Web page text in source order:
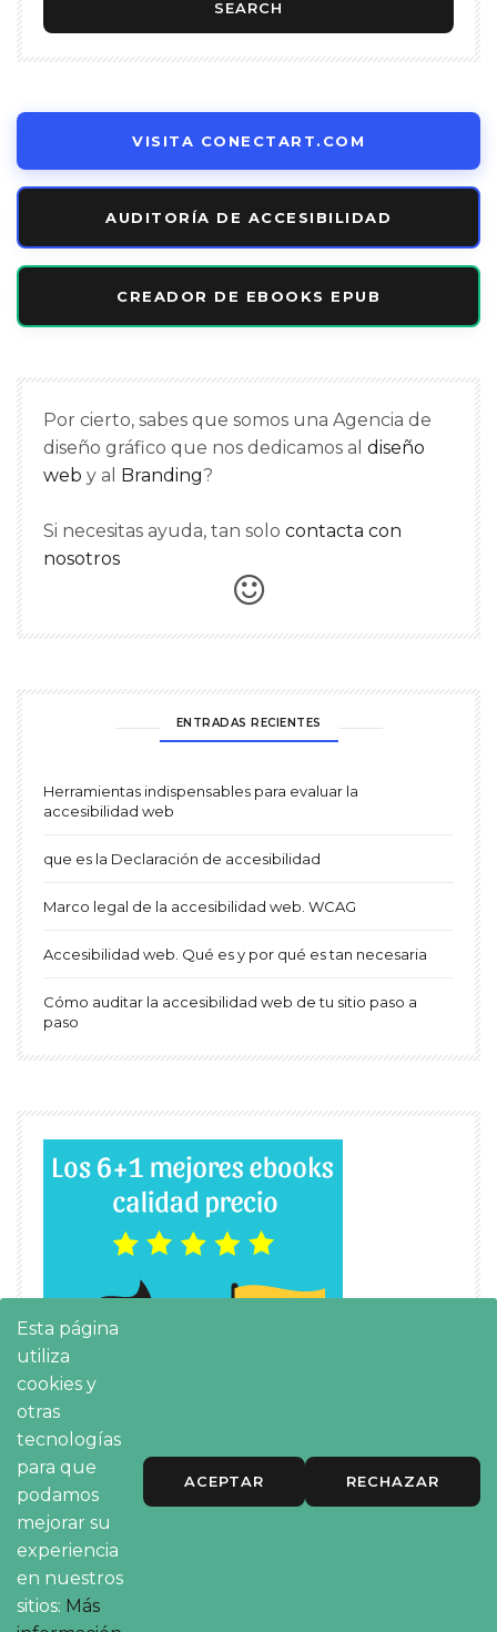
VISITA CONECTART.COM
AUDITORÍA DE ACCESIBILIDAD
CREADOR DE EBOOKS EPUB
Por cierto, sabes que somos una Agencia de
diseño gráfico que nos dedicamos al diseño
web y al Branding?
Si necesitas ayuda, tan solo contacta con
nosotros
ENTRADAS RECIENTES
Herramientas indispensables para evaluar la
accesibilidad web
que es la Declaración de accesibilidad
Marco legal de la accesibilidad web. WCAG
Accesibilidad web. Qué es y por qué es tan necesaria
Cómo auditar la accesibilidad web de tu sitio paso a
paso
Avisos legales
Esta página
utiliza
cookies y
otras
tecnologías
para que
podamos
mejorar su
experiencia
en nuestros
sitios: Más
ACEPTAR RECHAZAR